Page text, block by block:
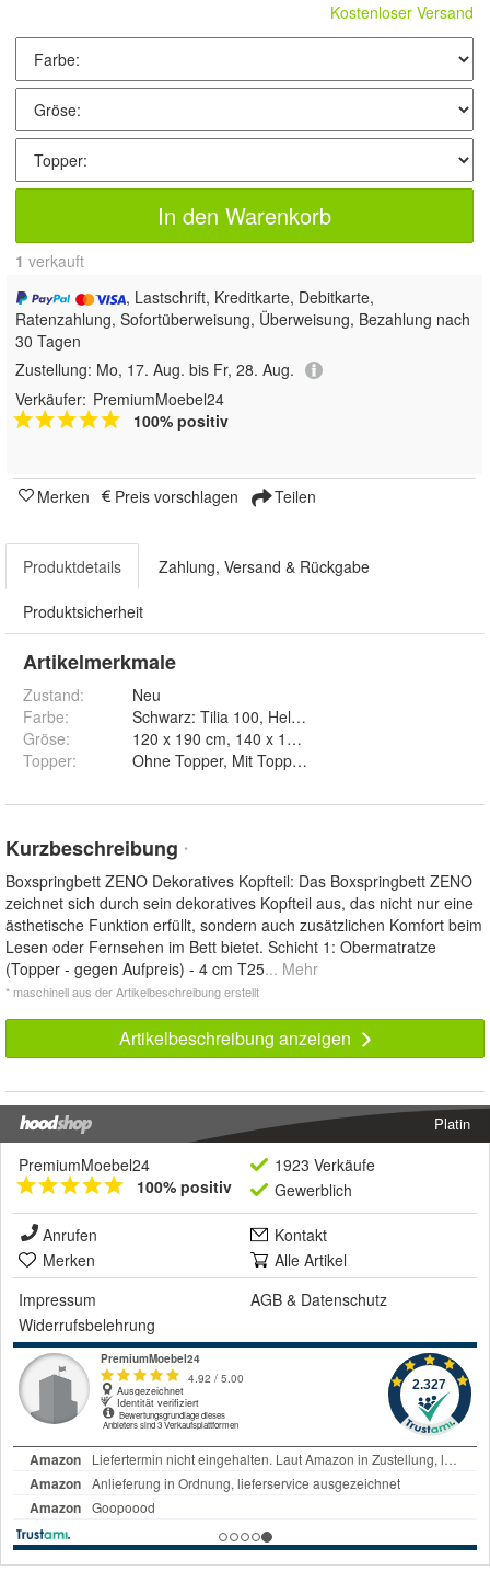
Kostenloser Versand
In den Warenkorb
1 verkauft
, Lastschrift, Kreditkarte, Debitkarte,
Ratenzahlung, Sofortüberweisung, Überweisung, Bezahlung nach
30 Tagen
Zustellung: Mo, 17. Aug. bis Fr, 28. Aug.
Verkäufer: PremiumMoebel24
100% positiv
Merken Preis vorschlagen Teilen
Produktdetails Zahlung, Versand & Rückgabe
Produktsicherheit
Artikelmerkmale
Zustand:
Neu
Farbe:
Schwarz: Tilia 100, Hellgrau: Tilia 86, Grau: Tilia
Gröse:
Topper:
Kurzbeschreibung *
Boxspringbett ZENO Dekoratives Kopfteil: Das Boxspringbett ZENO
zeichnet sich durch sein dekoratives Kopfteil aus, das nicht nur eine
ästhetische Funktion erfüllt, sondern auch zusätzlichen Komfort beim
Lesen oder Fernsehen im Bett bietet. Schicht 1: Obermatratze
(Topper - gegen Aufpreis) - 4 cm T25... Mehr
* maschinell aus der Artikelbeschreibung erstellt
Artikelbeschreibung anzeigen
Platin
PremiumMoebel24
100% positiv
1923 Verkäufe
Gewerblich
Anrufen
Kontakt
Merken
Alle Artikel
Impressum
AGB & Datenschutz
Widerrufsbelehrung